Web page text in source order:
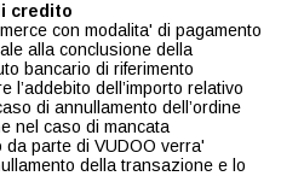
credito
con modalita' di pagamento
alla conclusione della
bancario di riferimento
l’addebito dell’importo relativo
di annullamento dell’ordine
nel caso di mancata
parte di VUDOO verra'
della transazione e lo